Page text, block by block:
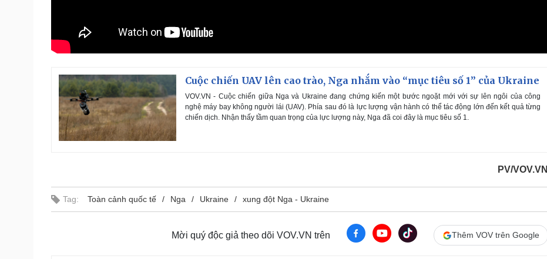
Cuộc chiến UAV lên cao trào, Nga nhắm vào “mục tiêu số 1” của Ukraine
VOV.VN - Cuộc chiến giữa Nga và Ukraine đang chứng kiến một bước ngoặt mới với sự lên ngôi của công
nghệ máy bay không người lái (UAV). Phía sau đó là lực lượng vận hành có thể tác động lớn đến kết quả từng
chiến dịch. Nhận thấy tầm quan trọng của lực lượng này, Nga đã coi đây là mục tiêu số 1.
PV/VOV.VN
Tag: Toàn cảnh quốc tế Nga Ukraine xung đột Nga - Ukraine
Mời quý độc giả theo dõi VOV.VN trên Thêm VOV trên Google